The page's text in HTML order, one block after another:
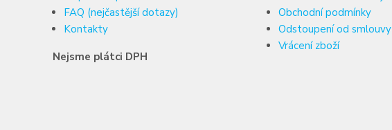
FAQ (nejčastější dotazy)
Kontakty
Nejsme plátci DPH
Obchodní podmínky
Odstoupení od smlouvy
Vrácení zboží